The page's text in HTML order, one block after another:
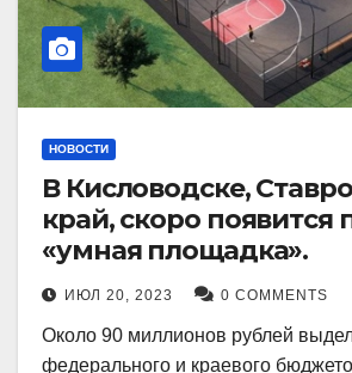
НОВОСТИ
В Кисловодске,
край, скоро появится
«умная площадка».
ИЮЛ 20, 2023 0 COMMENTS
Около 90 миллионов рублей
федерального и краевого